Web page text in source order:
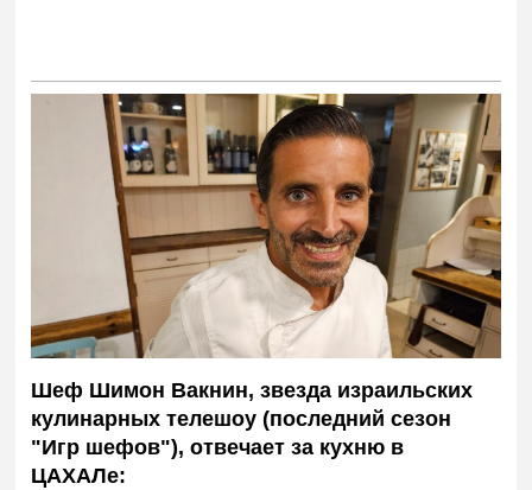
Шеф Шимон Вакнин, звезда израильских
кулинарных телешоу (последний сезон
"Игр шефов"), отвечает за кухню в
ЦАХАЛе: